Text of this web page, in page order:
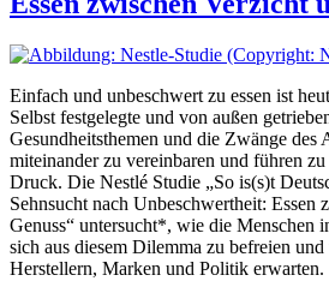
Einfach und unbeschwert zu essen ist
Selbst festgelegte und von außen
Gesundheitsthemen und die Zwänge des
miteinander zu vereinbaren und führen
Druck. Die Nestlé Studie „So is(s)t
Sehnsucht nach Unbeschwertheit: Essen
Genuss“ untersucht*, wie die Menschen
sich aus diesem Dilemma zu befreien
Herstellern, Marken und Politik erwarten.